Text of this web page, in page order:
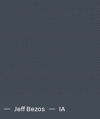
Jeff Bezos IA